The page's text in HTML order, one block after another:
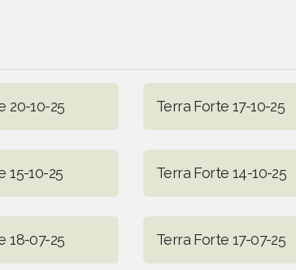
20-10-25 Terra Forte 17-10-25
15-10-25 Terra Forte 14-10-25
18-07-25 Terra Forte 17-07-25